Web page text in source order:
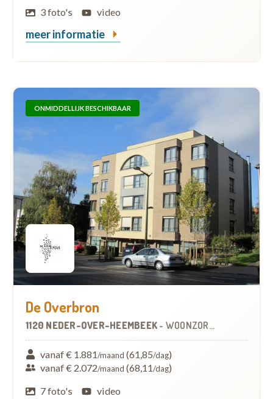
3 foto's video
meer informatie
ONMIDDELLIJK BESCHIKBAAR
De Overbron
1120 NEDER-OVER-HEEMBEEK- WOONZORGCENTRUM (WZC)
vanaf € 1.881/maand (61,85/dag)
vanaf € 2.072/maand (68,11/dag)
7 foto's
video